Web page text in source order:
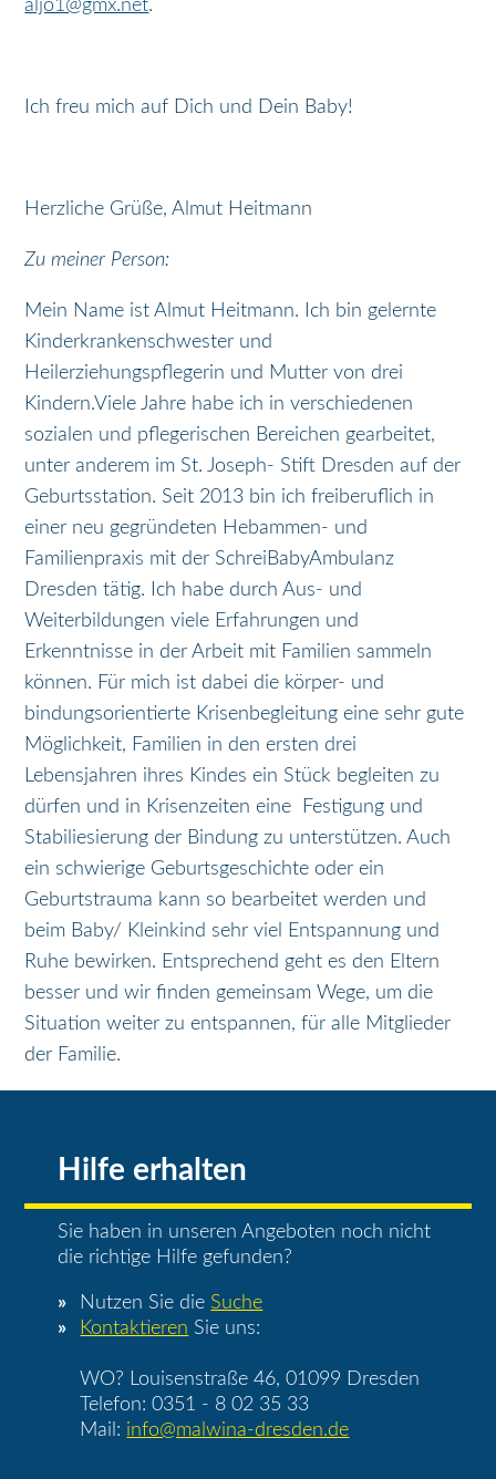
aljo1@gmx.net.
Ich freu mich auf Dich und Dein Baby!
Herzliche Grüße, Almut Heitmann
Zu meiner Person:
Mein Name ist Almut Heitmann. Ich bin gelernte
Kinderkrankenschwester und
Heilerziehungspflegerin und Mutter von drei
Kindern.Viele Jahre habe ich in verschiedenen
sozialen und pflegerischen Bereichen gearbeitet,
unter anderem im St. Joseph- Stift Dresden auf der
Geburtsstation. Seit 2013 bin ich freiberuflich in
einer neu gegründeten Hebammen- und
Familienpraxis mit der SchreiBabyAmbulanz
Dresden tätig. Ich habe durch Aus- und
Weiterbildungen viele Erfahrungen und
Erkenntnisse in der Arbeit mit Familien sammeln
können. Für mich ist dabei die körper- und
bindungsorientierte Krisenbegleitung eine sehr gute
Möglichkeit, Familien in den ersten drei
Lebensjahren ihres Kindes ein Stück begleiten zu
dürfen und in Krisenzeiten eine Festigung und
Stabiliesierung der Bindung zu unterstützen. Auch
ein schwierige Geburtsgeschichte oder ein
Geburtstrauma kann so bearbeitet werden und
beim Baby/ Kleinkind sehr viel Entspannung und
Ruhe bewirken. Entsprechend geht es den Eltern
besser und wir finden gemeinsam Wege, um die
Situation weiter zu entspannen, für alle Mitglieder
der Familie.
Hilfe erhalten
Sie haben in unseren Angeboten noch nicht
die richtige Hilfe gefunden?
Nutzen Sie die Suche
Kontaktieren Sie uns:
WO? Louisenstraße 46, 01099 Dresden
Telefon: 0351 - 8 02 35 33
Mail: info@malwina-dresden.de